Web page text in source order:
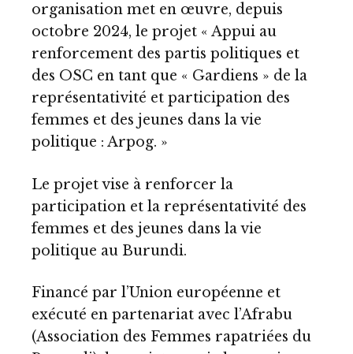
organisation met en œuvre, depuis
octobre 2024, le projet « Appui au
renforcement des partis politiques et
des OSC en tant que « Gardiens » de la
représentativité et participation des
femmes et des jeunes dans la vie
politique : Arpog. »
Le projet vise à renforcer la
participation et la représentativité des
femmes et des jeunes dans la vie
politique au Burundi.
Financé par l’Union européenne et
exécuté en partenariat avec l’Afrabu
(Association des Femmes rapatriées du